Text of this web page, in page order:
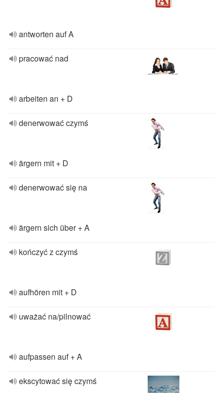
antworten auf A
pracować nad
arbeiten an + D
denerwować czymś
ärgern mit + D
denerwować się na
ärgern sich über + A
kończyć z czymś
aufhören mit + D
uważać na/pilnować
aufpassen auf + A
ekscytować się czymś